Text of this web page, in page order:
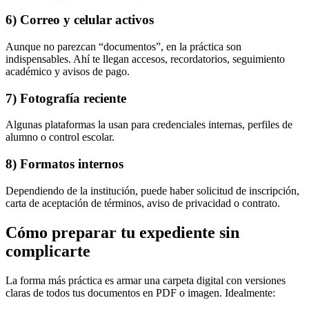
6) Correo y celular activos
Aunque no parezcan “documentos”, en la práctica son
indispensables. Ahí te llegan accesos, recordatorios, seguimiento
académico y avisos de pago.
7) Fotografía reciente
Algunas plataformas la usan para credenciales internas, perfiles de
alumno o control escolar.
8) Formatos internos
Dependiendo de la institución, puede haber solicitud de inscripción,
carta de aceptación de términos, aviso de privacidad o contrato.
Cómo preparar tu expediente sin
complicarte
La forma más práctica es armar una carpeta digital con versiones
claras de todos tus documentos en PDF o imagen. Idealmente: